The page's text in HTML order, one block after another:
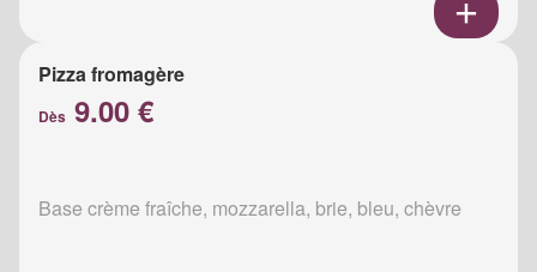
Pizza fromagère
Dès 9.00 €
Base crème fraîche, mozzarella, brie, bleu, chèvre